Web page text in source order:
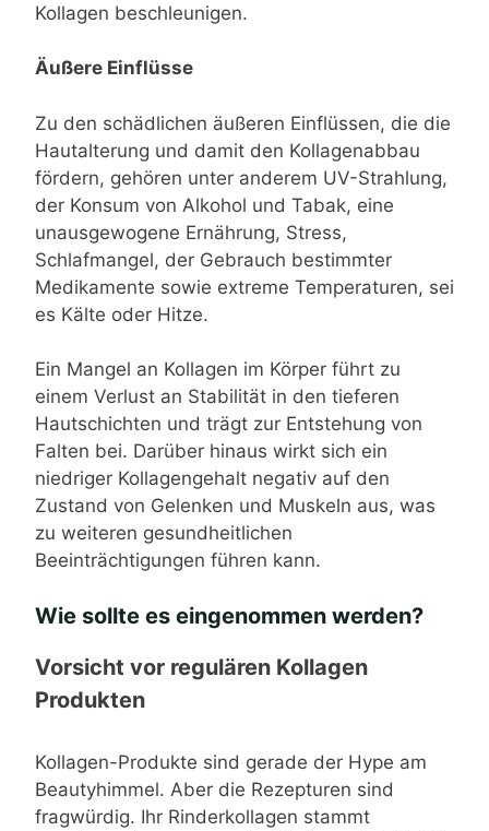
Kollagen beschleunigen.
Äußere Einflüsse
Zu den schädlichen äußeren Einflüssen, die die
Hautalterung und damit den Kollagenabbau
fördern, gehören unter anderem UV-Strahlung,
der Konsum von Alkohol und Tabak, eine
unausgewogene Ernährung, Stress,
Schlafmangel, der Gebrauch bestimmter
Medikamente sowie extreme Temperaturen, sei
es Kälte oder Hitze.
Ein Mangel an Kollagen im Körper führt zu
einem Verlust an Stabilität in den tieferen
Hautschichten und trägt zur Entstehung von
Falten bei. Darüber hinaus wirkt sich ein
niedriger Kollagengehalt negativ auf den
Zustand von Gelenken und Muskeln aus, was
zu weiteren gesundheitlichen
Beeinträchtigungen führen kann.
Wie sollte es eingenommen werden?
Vorsicht vor regulären Kollagen
Produkten
Kollagen-Produkte sind gerade der Hype am
Beautyhimmel. Aber die Rezepturen sind
fragwürdig. Ihr Rinderkollagen stammt